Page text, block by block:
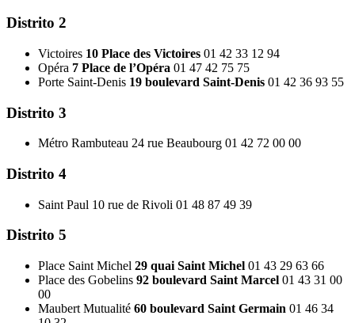
Distrito 2
Victoires 10 Place des Victoires 01 42 33 12 94
Opéra 7 Place de l’Opéra 01 47 42 75 75
Porte Saint-Denis 19 boulevard Saint-Denis 01 42 36 93 55
Distrito 3
Métro Rambuteau 24 rue Beaubourg 01 42 72 00 00
Distrito 4
Saint Paul 10 rue de Rivoli 01 48 87 49 39
Distrito 5
Place Saint Michel 29 quai Saint Michel 01 43 29 63 66
Place des Gobelins 92 boulevard Saint Marcel 01 43 31 00
00
Maubert Mutualité 60 boulevard Saint Germain 01 46 34